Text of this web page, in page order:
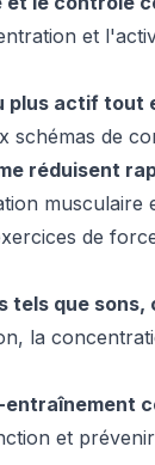
et
plus actif tout
schémas de
réduisent
musculaire
de
tels que sons,
la
et